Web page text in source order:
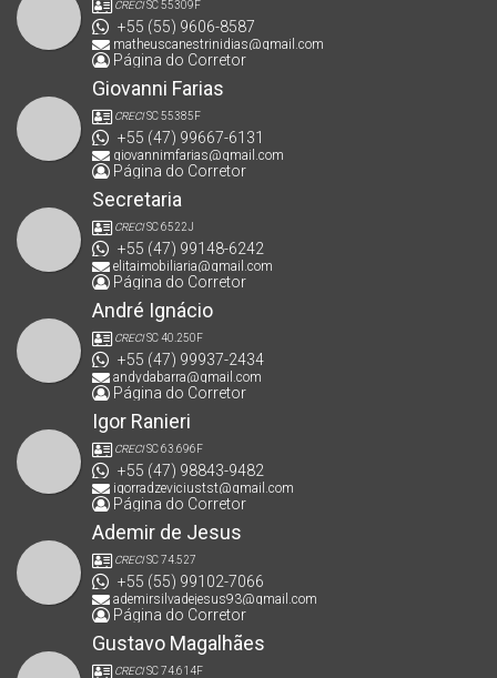
CRECISC 55309F
+55 (55) 9606-8587
matheuscanestrinidias@gmail.com
Página do Corretor
Giovanni Farias
CRECISC 55385F
+55 (47) 99667-6131
giovannimfarias@gmail.com
Página do Corretor
Secretaria
CRECISC 6522J
+55 (47) 99148-6242
elitaimobiliaria@gmail.com
Página do Corretor
André Ignácio
CRECISC 40.250F
+55 (47) 99937-2434
andydabarra@gmail.com
Página do Corretor
Igor Ranieri
CRECISC 63.696F
+55 (47) 98843-9482
igorradzeviciustst@gmail.com
Página do Corretor
Ademir de Jesus
CRECISC 74.527
+55 (55) 99102-7066
ademirsilvadejesus93@gmail.com
Página do Corretor
Gustavo Magalhães
CRECISC 74.614F